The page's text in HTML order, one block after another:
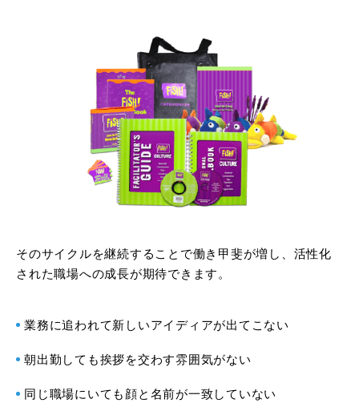
そのサイクルを継続することで働き甲斐が増し、活性化
された職場への成長が期待できます。
業務に追われて新しいアイディアが出てこない
朝出勤しても挨拶を交わす雰囲気がない
同じ職場にいても顔と名前が一致していない